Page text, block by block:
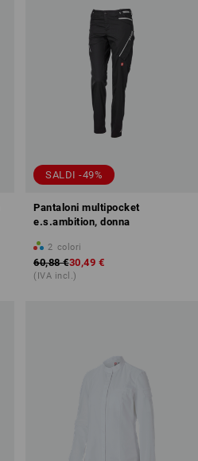
SALDI -49%
Pantaloni multipocket
e.s.ambition, donna
2 colori
60,88 €30,49 €
(IVA incl.)